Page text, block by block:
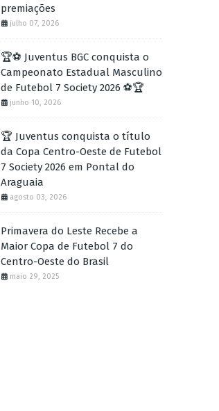
premiações
julho 07, 2026
🏆⚽ Juventus BGC conquista o
Campeonato Estadual Masculino
de Futebol 7 Society 2026 ⚽🏆
junho 10, 2026
🏆 Juventus conquista o título
da Copa Centro-Oeste de Futebol
7 Society 2026 em Pontal do
Araguaia
agosto 03, 2026
Primavera do Leste Recebe a
Maior Copa de Futebol 7 do
Centro-Oeste do Brasil
maio 29, 2025